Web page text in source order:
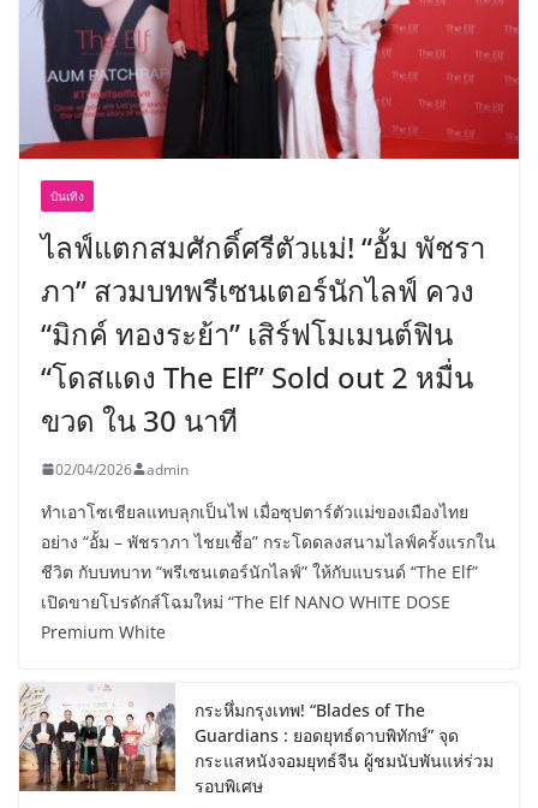
บันเทิง
ไลฟ์แตกสมศักดิ์ศรีตัวแม่! “อั้ม พัชรา
ภา” สวมบทพรีเซนเตอร์นักไลฟ์ ควง
“มิกค์ ทองระย้า” เสิร์ฟโมเมนต์ฟิน
“โดสแดง The Elf” Sold out 2 หมื่น
ขวด ใน 30 นาที
02/04/2026 admin
ทำเอาโซเชียลแทบลุกเป็นไฟ เมื่อซุปตาร์ตัวแม่ของเมืองไทย
อย่าง “อั้ม – พัชราภา ไชยเชื้อ” กระโดดลงสนามไลฟ์ครั้งแรกใน
ชีวิต กับบทบาท “พรีเซนเตอร์นักไลฟ์” ให้กับแบรนด์ “The Elf”
เปิดขายโปรดักส์โฉมใหม่ “The Elf NANO WHITE DOSE
Premium White
กระหึ่มกรุงเทพ! “Blades of The
Guardians : ยอดยุทธ์ดาบพิทักษ์” จุด
กระแสหนังจอมยุทธ์จีน ผู้ชมนับพันแห่ร่วม
รอบพิเศษ